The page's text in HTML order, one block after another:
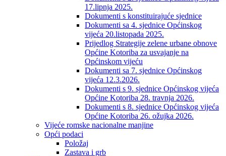
17.lipnja 2025.
Dokumenti s konstituirajuće sjednice
Dokumenti sa 4. sjednice Općinskog
vijeća 20.listopada 2025.
Prijedlog Strategije zelene urbane obnove
Općine Kotoriba za usvajanje na
Općinskom vijeću
Dokumenti sa 7. sjednice Općinskog
vijeća 12.3.2026.
Dokumenti s 9. sjednice Općinskog vijeća
Općine Kotoriba 28. travnja 2026.
Dokumenti s 8. sjednice Općinskog vijeća
Općine Kotoriba 26. ožujka 2026.
Vijeće romske nacionalne manjine
Opći podaci
Položaj
Zastava i grb